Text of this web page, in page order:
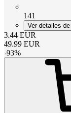
141
Ver detalles
3.44 EUR
49.99 EUR
-93%